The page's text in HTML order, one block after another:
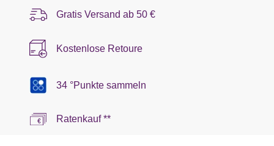
Gratis Versand ab 50 €
Kostenlose Retoure
34 °Punkte sammeln
Ratenkauf **